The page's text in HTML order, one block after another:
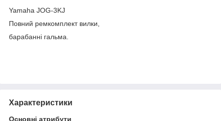
Yamaha JOG-3KJ
Повний ремкомплект вилки,
барабанні гальма.
Характеристики
Основні атрибути